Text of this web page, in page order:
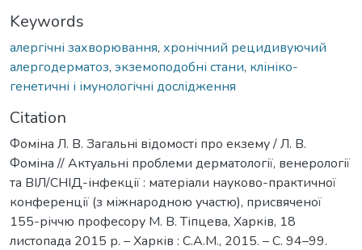
Keywords
алергічні захворювання, хронічний рецидивуючий
алергодерматоз, экземоподобні стани, клініко-
генетичні і імунологічні дослідження
Citation
Фоміна Л. В. Загальнi відомості про екзему / Л. В.
Фоміна // Актуальні проблеми дерматології, венерології
та ВІЛ/СНІД-інфекції : матеріали науково-практичної
конференції (з міжнародною участю), присвяченої
155-річчю професору М. В. Тіпцева, Харків, 18
листопада 2015 р. – Харків : С.А.М., 2015. – С. 94–99.